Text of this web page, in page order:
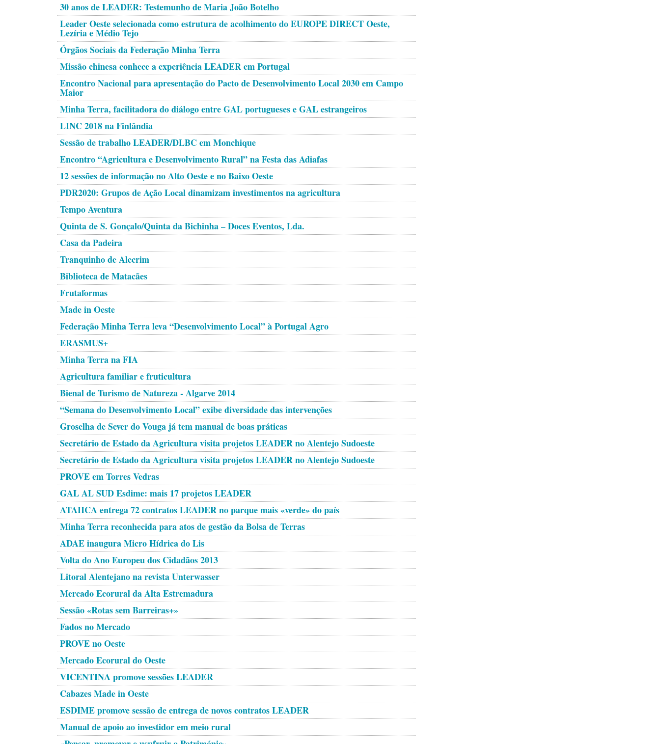
30 anos de LEADER: Testemunho de Maria João Botelho
Leader Oeste selecionada como estrutura de acolhimento do EUROPE DIRECT Oeste,
Lezíria e Médio Tejo
Órgãos Sociais da Federação Minha Terra
Missão chinesa conhece a experiência LEADER em Portugal
Encontro Nacional para apresentação do Pacto de Desenvolvimento Local 2030 em Campo
Maior
Minha Terra, facilitadora do diálogo entre GAL portugueses e GAL estrangeiros
LINC 2018 na Finlândia
Sessão de trabalho LEADER/DLBC em Monchique
Encontro “Agricultura e Desenvolvimento Rural” na Festa das Adiafas
12 sessões de informação no Alto Oeste e no Baixo Oeste
PDR2020: Grupos de Ação Local dinamizam investimentos na agricultura
Tempo Aventura
Quinta de S. Gonçalo/Quinta da Bichinha – Doces Eventos, Lda.
Casa da Padeira
Tranquinho de Alecrim
Biblioteca de Matacães
Frutaformas
Made in Oeste
Federação Minha Terra leva “Desenvolvimento Local” à Portugal Agro
ERASMUS+
Minha Terra na FIA
Agricultura familiar e fruticultura
Bienal de Turismo de Natureza - Algarve 2014
“Semana do Desenvolvimento Local” exibe diversidade das intervenções
Groselha de Sever do Vouga já tem manual de boas práticas
Secretário de Estado da Agricultura visita projetos LEADER no Alentejo Sudoeste
Secretário de Estado da Agricultura visita projetos LEADER no Alentejo Sudoeste
PROVE em Torres Vedras
GAL AL SUD Esdime: mais 17 projetos LEADER
ATAHCA entrega 72 contratos LEADER no parque mais «verde» do país
Minha Terra reconhecida para atos de gestão da Bolsa de Terras
ADAE inaugura Micro Hídrica do Lis
Volta do Ano Europeu dos Cidadãos 2013
Litoral Alentejano na revista Unterwasser
Mercado Ecorural da Alta Estremadura
Sessão «Rotas sem Barreiras+»
Fados no Mercado
PROVE no Oeste
Mercado Ecorural do Oeste
VICENTINA promove sessões LEADER
Cabazes Made in Oeste
ESDIME promove sessão de entrega de novos contratos LEADER
Manual de apoio ao investidor em meio rural